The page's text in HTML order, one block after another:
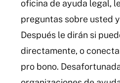
oficina de ayuda legal,
preguntas sobre usted
Después le dirán si
directamente, o
pro bono.